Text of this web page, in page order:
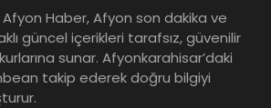
Haber, Afyon son dakika ve
güncel içerikleri tarafsız, güvenilir
sunar. Afyonkarahisar’daki
takip ederek doğru bilgiyi